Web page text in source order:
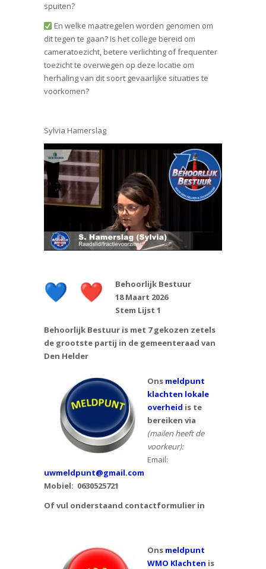
spuiten?
En welke maatregelen worden genomen om
dit tegen te gaan? Is het college bereid om
cameratoezicht, betere verlichting of frequenter
toezicht te overwegen op deze locatie om
herhaling van dit soort gevaarlijke situaties te
voorkomen?
Sylvia Hamerslag
Behoorlijk Bestuur
18 Maart 2026
Stem Lijst 1
Behoorlijk Bestuur is met 7 gekozen zetels
de grootste partij in de gemeenteraad van
Den Helder
Ons meldpunt
klachten lokale
overheid is te
bereiken via
(mailen heeft de
voorkeur):
Email:
uwmeldpunt@gmail.com
Mobiel: 0630525721
Of vul onderstaand contactformulier in
Ons meldpunt
WMO Klachten is